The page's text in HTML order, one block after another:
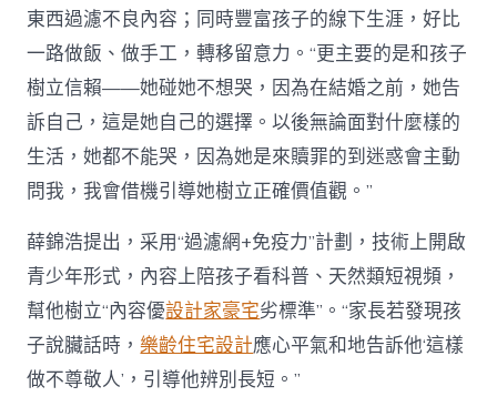
東西過濾不良內容；同時豐富孩子的線下生涯，好比
一路做飯、做手工，轉移留意力。“更主要的是和孩子
樹立信賴——她碰她不想哭，因為在結婚之前，她告
訴自己，這是她自己的選擇。以後無論面對什麼樣的
生活，她都不能哭，因為她是來贖罪的到迷惑會主動
問我，我會借機引導她樹立正確價值觀。”
薛錦浩提出，采用“過濾網+免疫力”計劃，技術上開啟
青少年形式，內容上陪孩子看科普、天然類短視頻，
幫他樹立“內容優設計家豪宅劣標準”。“家長若發現孩
子說臟話時，樂齡住宅設計應心平氣和地告訴他‘這樣
做不尊敬人’，引導他辨別長短。”